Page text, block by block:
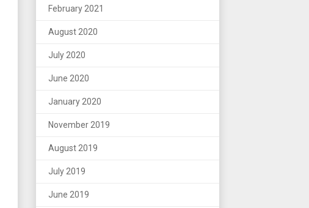
February 2021
August 2020
July 2020
June 2020
January 2020
November 2019
August 2019
July 2019
June 2019